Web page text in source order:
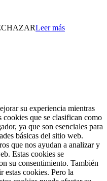
Leer más
su experiencia mientras
cookies que se clasifican como
ya que son esenciales para
básicas del sitio web.
que nos ayudan a analizar y
Estas cookies se
su consentimiento. También
estas cookies. Pero la